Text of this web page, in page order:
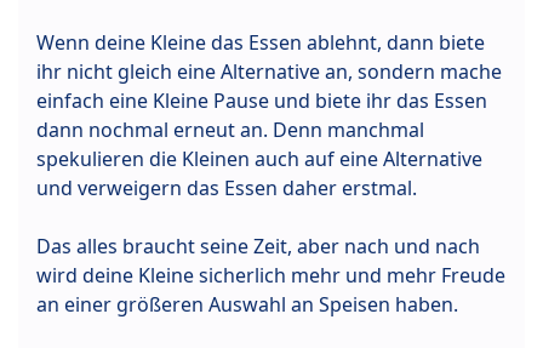
Wenn deine Kleine das Essen ablehnt, dann biete
ihr nicht gleich eine Alternative an, sondern mache
einfach eine Kleine Pause und biete ihr das Essen
dann nochmal erneut an. Denn manchmal
spekulieren die Kleinen auch auf eine Alternative
und verweigern das Essen daher erstmal.
Das alles braucht seine Zeit, aber nach und nach
wird deine Kleine sicherlich mehr und mehr Freude
an einer größeren Auswahl an Speisen haben.